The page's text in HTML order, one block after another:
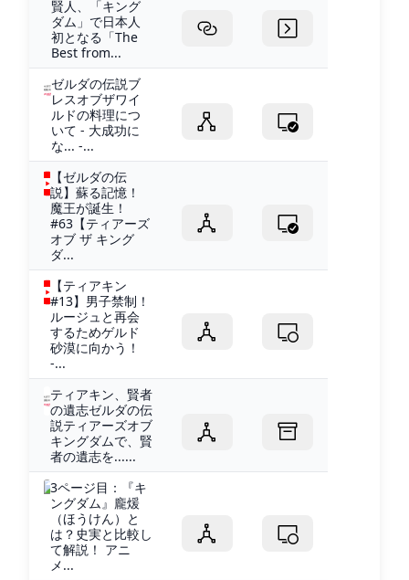
賢人、「キング
ダム」で日本人
初となる「The
Best from...
ゼルダの伝説ブ
レスオブザワイ
ルドの料理につ
いて - 大成功に
な... -...
【ゼルダの伝
説】蘇る記憶！
魔王が誕生！
#63【ティアーズ
オブ ザ キング
ダ...
【ティアキン
#13】男子禁制！
ルージュと再会
するためゲルド
砂漠に向かう！
-...
ティアキン、賢者
の遺志ゼルダの伝
説ティアーズオブ
キングダムで、賢
者の遺志を......
3ページ目：『キ
ングダム』龐煖
（ほうけん）と
は？史実と比較し
て解説！ アニ
メ...